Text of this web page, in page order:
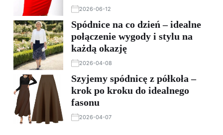
2026-06-12
Spódnice na co dzień – idealne
połączenie wygody i stylu na
każdą okazję
2026-04-08
Szyjemy spódnicę z półkoła –
krok po kroku do idealnego
fasonu
2026-04-07